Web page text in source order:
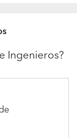
Ingenieros?